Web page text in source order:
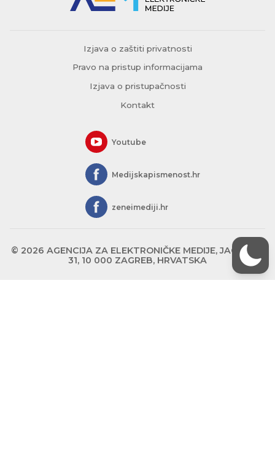
Izjava o zaštiti privatnosti
Pravo na pristup informacijama
Izjava o pristupačnosti
Kontakt
Youtube
Medijskapismenost.hr
zeneimediji.hr
© 2026 AGENCIJA ZA ELEKTRONIČKE MEDIJE, JAGIĆEVA
31, 10 000 ZAGREB, HRVATSKA